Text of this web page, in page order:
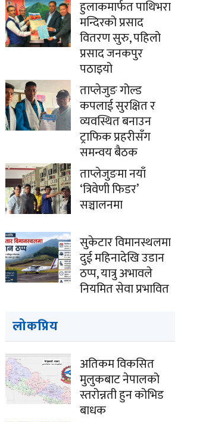
हुलाकमार्फत पाथिभरा
मन्दिरको प्रसाद
वितरण सुरु, पहिलो
प्रसाद जनकपुर
पठाइयो
ताप्लेजुङ गोल्ड
कपलाई सुरक्षित र
व्यवस्थित बनाउन
ट्राफिक प्रहरीसँग
समन्वय बैठक
ताप्लेजुङमा नयाँ
‘त्रिवेणी फिडर’
सञ्चालनमा
सुकेटार विमानस्थलमा
दुई महिनादेखि उडान
ठप्प, यात्रु अभावले
नियमित सेवा प्रभावित
लोकप्रिय
अतिकम विकसित
मुलुकबाट नेपालको
स्तरोन्नती हुन कोभिड
बाधक